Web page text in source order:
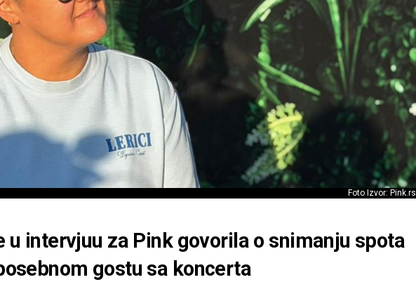
Foto Izvor: Pink.rs
u intervjuu za Pink govorila o snimanju spota
gostu sa koncerta